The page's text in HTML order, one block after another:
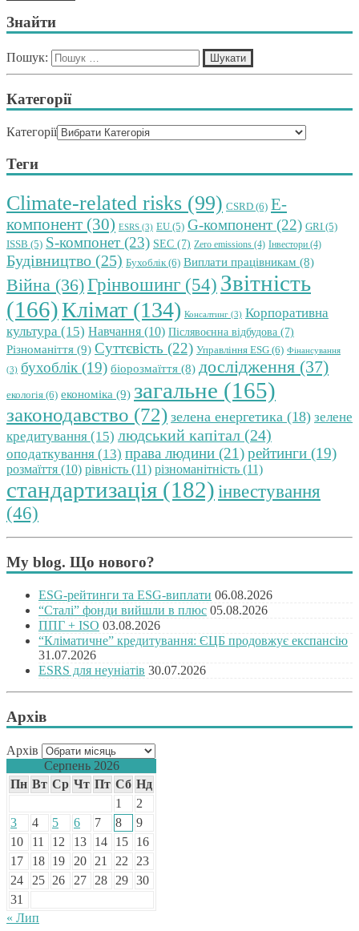
Знайти
Пошук:
Категорії
Категорії
Теги
Climate-related risks (99) CSRD (6) E-
компонент (30) ESRS (3) EU (5) G-компонент (22) GRI (5)
ISSB (5) S-компонет (23) SEC (7) Zero emissions (4) Інвестори (4)
Будівництво (25) Бухоблік (6) Виплати працівникам (8)
Війна (36)Грінвошинг (54) Звітність
(166)Клімат (134) Консалтинг (3) Корпоративна
культура (15) Навчання (10) Післявоєнна відбудова (7)
Різноманіття (9) Суттєвість (22) Управління ESG (6) Фінансування
(3) бухоблік (19) біорозмаїття (8) дослідження (37)
екологія (6) економіка (9) загальне (165)
законодавство (72) зелена енергетика (18) зелене
кредитування (15) людський капітал (24)
оподаткування (13) права людини (21)рейтинги (19)
розмаїття (10) рівність (11) різноманітність (11)
стандартизація (182) інвестування
(46)
My blog. Що нового?
ESG-рейтинги та ESG-виплати 06.08.2026
“Сталі” фонди вийшли в плюс 05.08.2026
ППГ + ISO 03.08.2026
“Кліматичне” кредитування: ЄЦБ продовжує експансію
31.07.2026
ESRS для неуніатів 30.07.2026
Архів
Архів
Серпень 2026
Пн Вт Ср Чт Пт Сб Нд
1
2
3
4 5 6 7 8
9
10
11 12 13 14 15
16
17
18 19 20 21 22
23
24
25 26 27 28 29 30
31
« Лип